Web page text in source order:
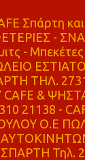
Σπάρτη
-
- Μπεκέτες
ΤΗΛ.
&
21138 -
Ο.Ε
ΣΠΑΡΤΗ Τηλ.